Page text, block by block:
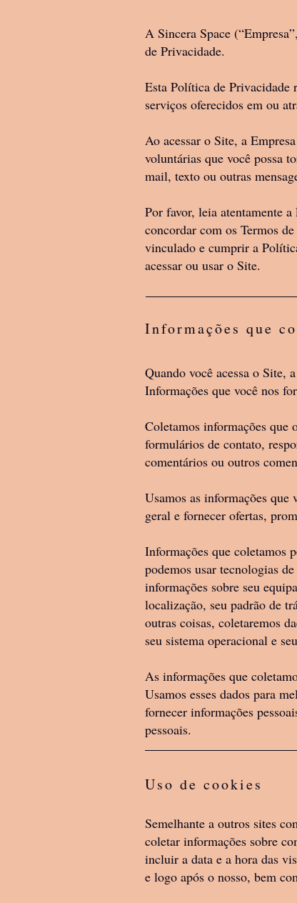
um contrato entre
disposições deste
(“Sincera ”, “nós”,
45.038.036/0001-
métodos ou
em ficar vinculado a
não terá permissão
conteúdo e outros
designs, textos,
e som, outros
Sincera Space ou de
outras leis de
2. Respeitamos os
usuários de nossos
limitado, não
apenas para seu uso
Você concorda em
parte do Produto/
qual o serviço é
3. O Produto é
expressamente de
requisitos e
consistentes com
modificações nos
ou escrita) obtida de
criará qualquer
único responsável e
A Sincera Space
de Privacidade.
Esta Política de Privacidade
serviços oferecidos em ou
Ao acessar o Site, a
voluntárias que você possa
mail, texto ou outras
Por favor, leia atentamente
concordar com os Termos
vinculado e cumprir a
acessar ou usar o Site.
Informações que
Quando você acessa o Site,
Informações que você nos
Coletamos informações que
formulários de contato,
comentários ou outros
Usamos as informações
geral e fornecer ofertas,
Informações que coletamos
podemos usar tecnologias
informações sobre seu
localização, seu padrão de
outras coisas, coletaremos
seu sistema operacional e
As informações que
Usamos esses dados para
fornecer informações
pessoais.
Uso de cookies
Semelhante a outros sites
coletar informações sobre
incluir a data e a hora das
e logo após o nosso, bem